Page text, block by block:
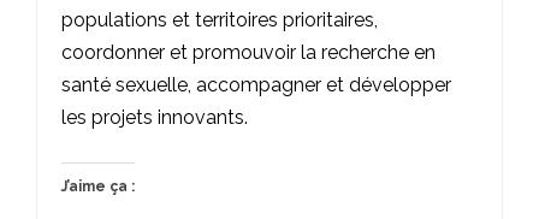
populations et territoires prioritaires,
coordonner et promouvoir la recherche en
santé sexuelle, accompagner et développer
les projets innovants.
J’aime ça :